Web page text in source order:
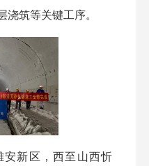
浇筑等关键工序。
安新区，西至山西忻